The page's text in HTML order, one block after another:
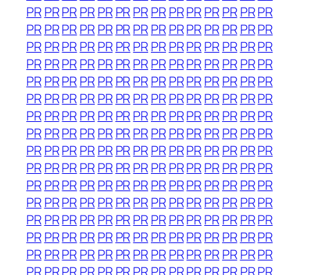
PRPRPRPRPR PRPRPRPRPRPRPR PRPR
PRPRPRPRPR PRPRPRPRPRPRPR PRPR
PRPRPRPRPR PRPRPRPRPRPRPR PRPR
PRPRPRPRPR PRPRPRPRPRPRPR PRPR
PRPRPRPRPR PRPRPRPRPRPRPR PRPR
PRPRPRPRPR PRPRPRPRPRPRPR PRPR
PRPRPRPRPR PRPRPRPRPRPRPR PRPR
PRPRPRPRPR PRPRPRPRPRPRPR PRPR
PRPRPRPRPR PRPRPRPRPRPRPR PRPR
PRPRPRPRPR PRPRPRPRPRPRPR PRPR
PRPRPRPRPR PRPRPRPRPRPRPR PRPR
PRPRPRPRPR PRPRPRPRPRPRPR PRPR
PRPRPRPRPR PRPRPRPRPRPRPR PRPR
PRPRPRPRPR PRPRPRPRPRPRPR PRPR
PRPRPRPRPR PRPRPRPRPRPRPR PRPR